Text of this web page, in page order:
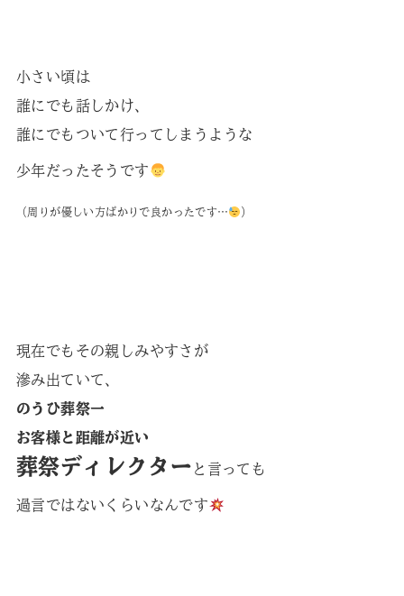
小さい頃は
誰にでも話しかけ、
誰にでもついて行ってしまうような
少年だったそうです
（周りが優しい方ばかりで良かったです… ）
現在でもその親しみやすさが
滲み出ていて、
のうひ葬祭一
お客様と距離が近い
葬祭ディレクター と言っても
過言ではないくらいなんです